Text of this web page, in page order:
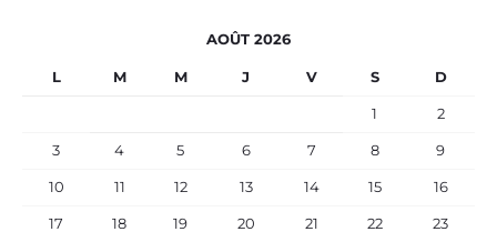
AOÛT 2026
L M M J V S D
1 2
3 4 5 6 7 8 9
10 11 12 13 14 15 16
17 18 19 20 21 22 23